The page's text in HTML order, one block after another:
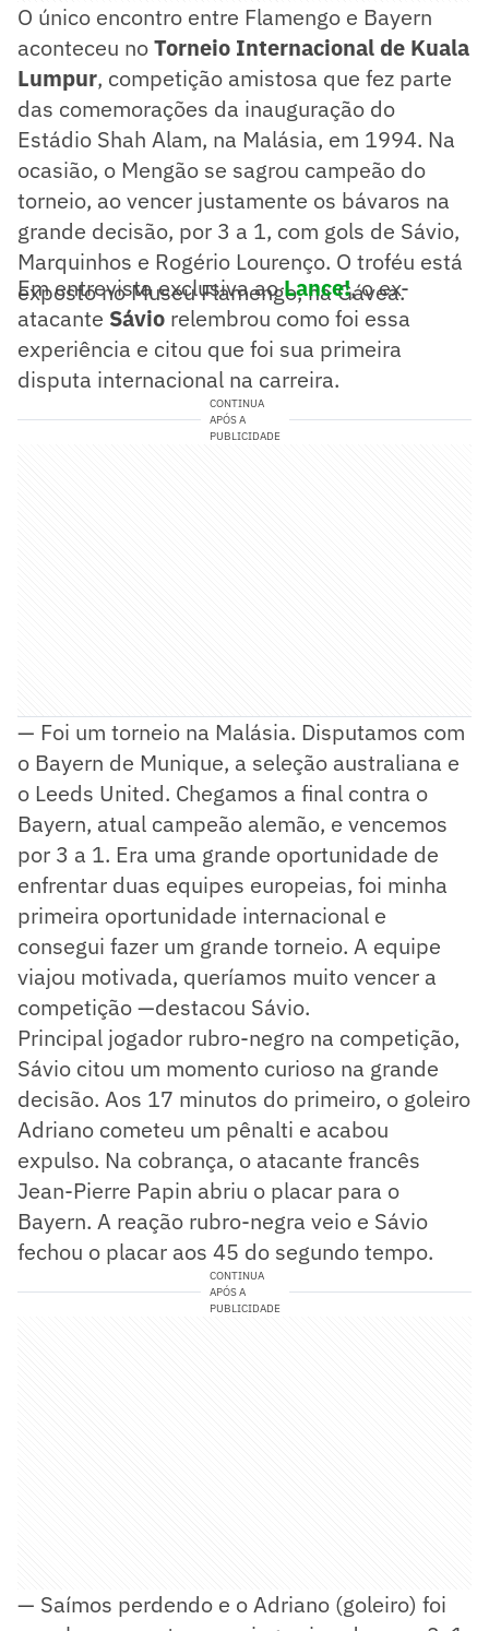
O único encontro entre Flamengo e Bayern
aconteceu noTorneio Internacional de Kuala
Lumpur, competição amistosa que fez parte
das comemorações da inauguração do
Estádio Shah Alam, na Malásia, em 1994. Na
ocasião, o Mengão se sagrou campeão do
torneio, ao vencer justamente os bávaros na
grande decisão, por 3 a 1, com gols de Sávio,
Marquinhos e Rogério Lourenço. O troféu está
exposto no Museu Flamengo, na Gávea.
Em entrevista exclusiva aoLance!, o ex-
atacante Sávio relembrou como foi essa
experiência e citou que foi sua primeira
disputa internacional na carreira.
CONTINUA
APÓS A
PUBLICIDADE
— Foi um torneio na Malásia. Disputamos com
o Bayern de Munique, a seleção australiana e
o Leeds United. Chegamos a final contra o
Bayern, atual campeão alemão, e vencemos
por 3 a 1. Era uma grande oportunidade de
enfrentar duas equipes europeias, foi minha
primeira oportunidade internacional e
consegui fazer um grande torneio. A equipe
viajou motivada, queríamos muito vencer a
competição —destacou Sávio.
Principal jogador rubro-negro na competição,
Sávio citou um momento curioso na grande
decisão. Aos 17 minutos do primeiro, o goleiro
Adriano cometeu um pênalti e acabou
expulso. Na cobrança, o atacante francês
Jean-Pierre Papin abriu o placar para o
Bayern. A reação rubro-negra veio e Sávio
fechou o placar aos 45 do segundo tempo.
CONTINUA
APÓS A
PUBLICIDADE
— ⁠Saímos perdendo e o Adriano (goleiro) foi